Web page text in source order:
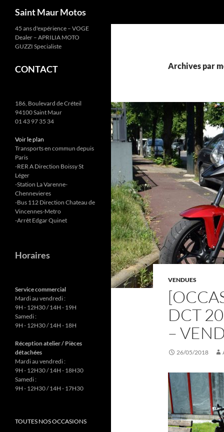
Aller
Saint Maur Motos
Archives par
VENDUES
DCT
–
26/05/2018
45 ans d'expérience – VOGE
Dealer – APRILIA MOTO
GUZZI Specialiste
CONTACT
186, Boulevard de Créteil
94100 Saint Maur
01 43 97 35 34
Voir le plan
Transports en commun depuis
Paris
-RER A Direction Boissy St
Léger
-Station La Varenne-
Chennevieres
-Bus 112 Direction Chateau de
Vincennes-Metro
-Arrêt Edgar Quinet
Horaires
Service commercial
Mardi au vendredi :
9H - 12H30 / 14H - 19H
Samedi :
9H - 12H30 / 14H - 18H
Réception atelier / Pièces
détachées
Mardi au vendredi :
9H - 12H30 / 14H - 18H30
Samedi :
9H - 12H30 / 14H - 17H30
TOUTES NOS OCCASIONS